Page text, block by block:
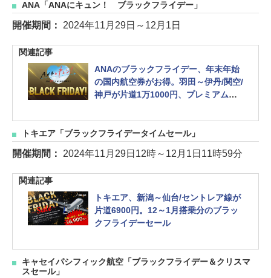
ANA「ANAにキュン！ ブラックフライデー」
開催期間： 2024年11月29日～12月1日
関連記事
ANAのブラックフライデー、年末年始
の国内航空券がお得。羽田～伊丹/関空/
神戸が片道1万1000円、プレミアムク
ュン！」
トキエア「ブラックフライデータイムセール」
開催期間： 2024年11月29日12時～12月1日11時59分
関連記事
トキエア、新潟～仙台/セントレア線が
片道6900円。12～1月搭乗分のブラッ
クフライデーセール
キャセイパシフィック航空「ブラックフライデー＆クリスマ
スセール」